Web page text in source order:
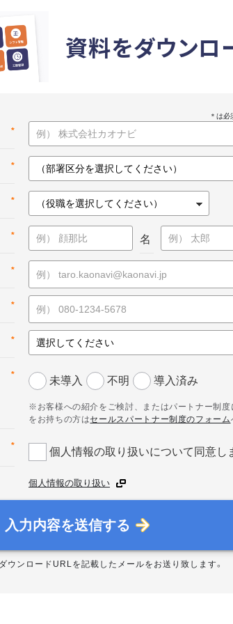
資料をダウンロ
*
*
*
* 名
*
*
*
* 未導入 不明 導入済み
※お客様への紹介をご検討、またはパートナー制度
をお持ちの方はセールスパートナー制度のフォーム
* 個人情報の取り扱いについて同意し
個人情報の取り扱い
入力内容を送信する
ウンロードURLを記載したメールをお送り致します。